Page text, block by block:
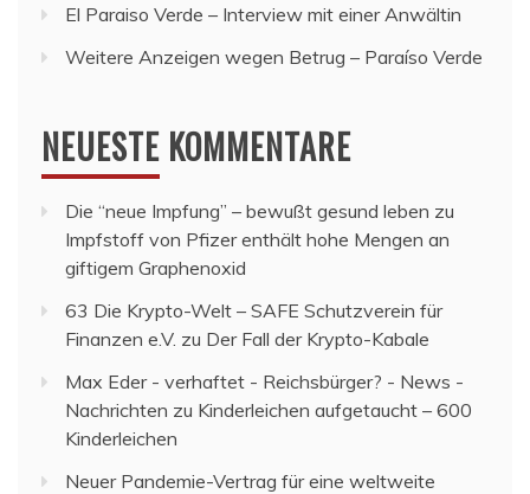
El Paraiso Verde – Interview mit einer Anwältin
Weitere Anzeigen wegen Betrug – Paraíso Verde
NEUESTE KOMMENTARE
Die “neue Impfung” – bewußt gesund leben zu
Impfstoff von Pfizer enthält hohe Mengen an
giftigem Graphenoxid
63 Die Krypto-Welt – SAFE Schutzverein für
Finanzen e.V. zu Der Fall der Krypto-Kabale
Max Eder - verhaftet - Reichsbürger? - News -
Nachrichten zu Kinderleichen aufgetaucht – 600
Kinderleichen
Neuer Pandemie-Vertrag für eine weltweite